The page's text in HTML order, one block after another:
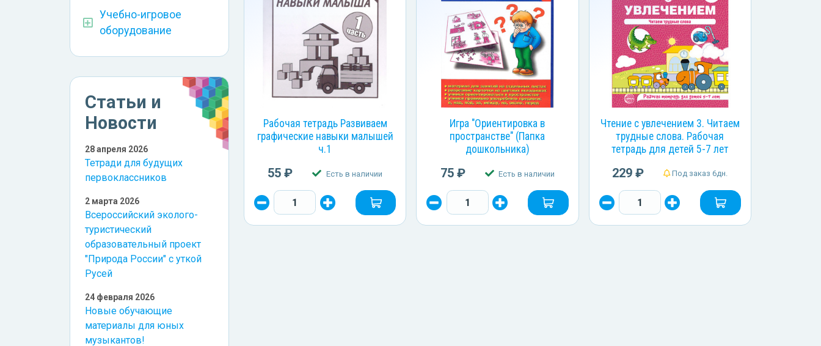
Учебно-игровое
оборудование
Статьи и
Новости
28 апреля 2026
Тетради для будущих
первоклассников
2 марта 2026
Всероссийский эколого-
туристический
образовательный проект
"Природа России" с уткой
Русей
24 февраля 2026
Новые обучающие
материалы для юных
музыкантов!
Рабочая тетрадь Развиваем
графические навыки малышей
ч.1
55 ₽ Есть в наличии
Игра "Ориентировка в
пространстве" (Папка
дошкольника)
75 ₽ Есть в наличии
Чтение с увлечением 3. Читаем
трудные слова. Рабочая
тетрадь для детей 5-7 лет
229 ₽ Под заказ 6дн.